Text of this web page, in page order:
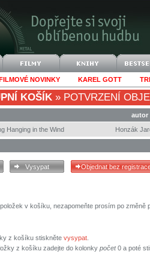
NOVINKY KAREL GOTT
KOŠÍK » POTVRZENÍ
autor
Hanging in the Wind Honzák
v košíku, nezapomeňte prosím po změně
z košíku stiskněte vysypat
z košíku zadejte do kolonky počet0 a poté